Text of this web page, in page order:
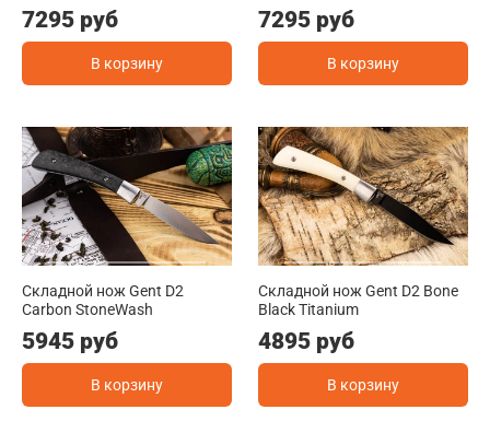
7295 руб
В корзину
7295 руб
В корзину
Складной нож Gent D2
Carbon StoneWash
5945 руб
В корзину
Складной нож Gent D2 Bone
Black Titanium
4895 руб
В корзину